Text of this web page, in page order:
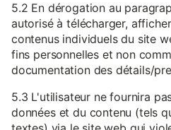
5.2 En dérogation au
autorisé à télécharger,
contenus individuels du site
fins personnelles et non
documentation des détails/
5.3 L'utilisateur ne fournira
données et du contenu (tels